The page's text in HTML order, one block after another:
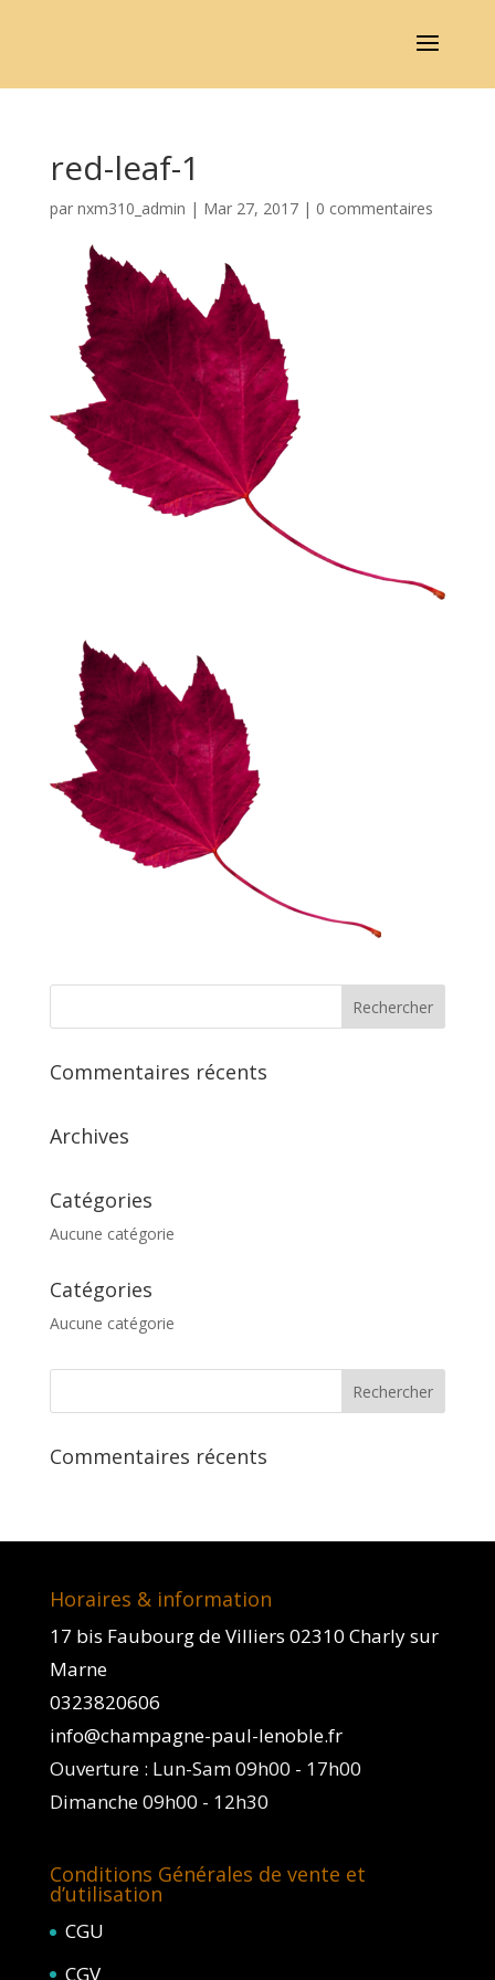
red-leaf-1
par nxm310_admin | Mar 27, 2017| 0 commentaires
Commentaires récents
Archives
Catégories
Aucune catégorie
Catégories
Aucune catégorie
Commentaires récents
Horaires & information
17 bis Faubourg de Villiers 02310 Charly sur
Marne
0323820606
info@champagne-paul-lenoble.fr
Ouverture : Lun-Sam 09h00 - 17h00
Dimanche 09h00 - 12h30
Conditions Générales de vente et
d’utilisation
CGU
CGV